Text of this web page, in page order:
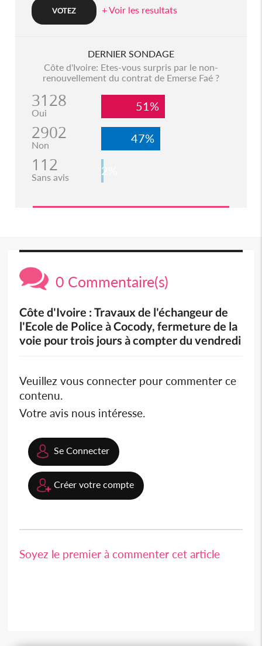
+ Voir les resultats
DERNIER SONDAGE
Côte d'Ivoire: Etes-vous surpris par le non-
renouvellement du contrat de Emerse Faé ?
3128
Oui 51%
2902
Non 47%
112
Sans avis 2%
0 Commentaire(s)
Côte d'Ivoire : Travaux de l'échangeur de
l'Ecole de Police à Cocody, fermeture de la
voie pour trois jours à compter du vendredi
Veuillez vous connecter pour commenter ce
contenu.
Votre avis nous intéresse.
Se Connecter
Créer votre compte
Soyez le premier à commenter cet article